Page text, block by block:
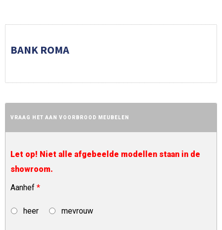
BANK ROMA
VRAAG HET AAN VOORBROOD MEUBELEN
Let op! Niet alle afgebeelde modellen staan in de
showroom.
Aanhef *
heer mevrouw